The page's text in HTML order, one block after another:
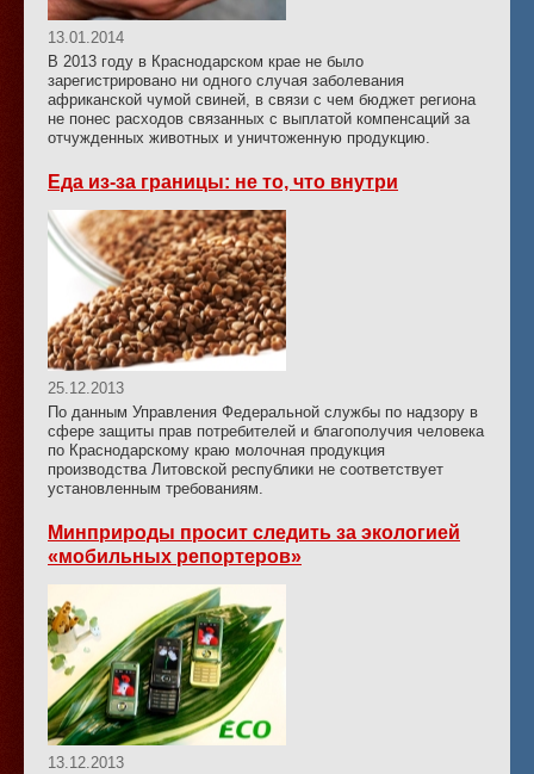
13.01.2014
В 2013 году в Краснодарском крае не было
зарегистрировано ни одного случая заболевания
африканской чумой свиней, в связи с чем бюджет региона
не понес расходов связанных с выплатой компенсаций за
отчужденных животных и уничтоженную продукцию.
Еда из-за границы: не то, что внутри
25.12.2013
По данным Управления Федеральной службы по надзору в
сфере защиты прав потребителей и благополучия человека
по Краснодарскому краю молочная продукция
производства Литовской республики не соответствует
установленным требованиям.
Минприроды просит следить за экологией
«мобильных репортеров»
13.12.2013